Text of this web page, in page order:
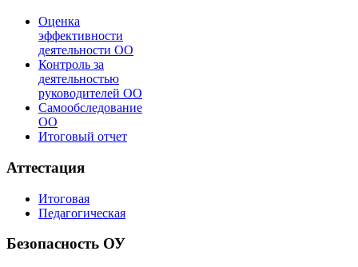
Оценка
эффективности
деятельности ОО
Контроль за
деятельностью
руководителей ОО
Самообследование
ОО
Итоговый отчет
Аттестация
Итоговая
Педагогическая
Безопасность ОУ